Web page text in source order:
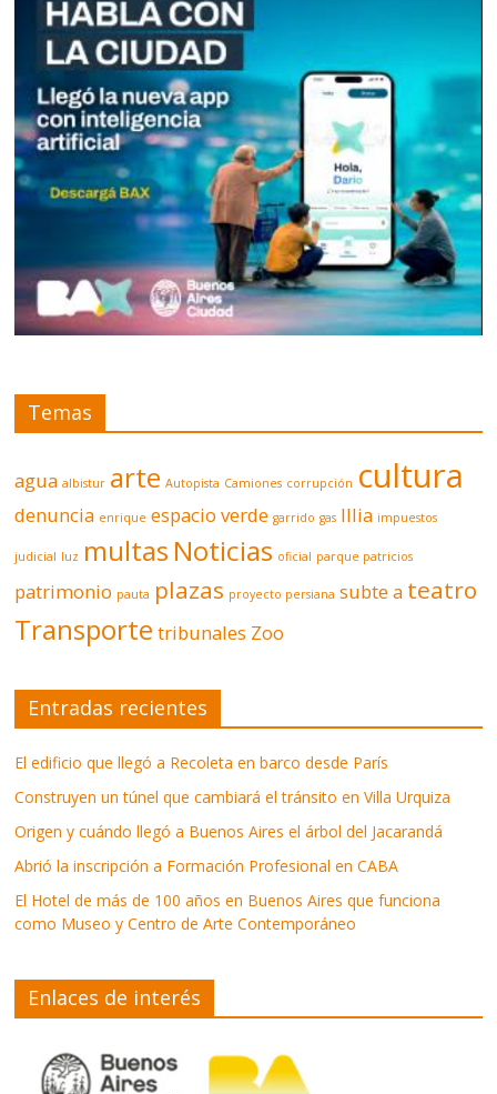
Temas
agua albistur arte Autopista Camiones corrupción cultura
denuncia enrique espacio verde garrido gas Illia impuestos
judicial luz multas Noticias oficial parque patricios
patrimonio pauta plazas proyecto persiana subte a teatro
Transporte tribunales Zoo
Entradas recientes
El edificio que llegó a Recoleta en barco desde París
Construyen un túnel que cambiará el tránsito en Villa Urquiza
Origen y cuándo llegó a Buenos Aires el árbol del Jacarandá
Abrió la inscripción a Formación Profesional en CABA
El Hotel de más de 100 años en Buenos Aires que funciona
como Museo y Centro de Arte Contemporáneo
Enlaces de interés